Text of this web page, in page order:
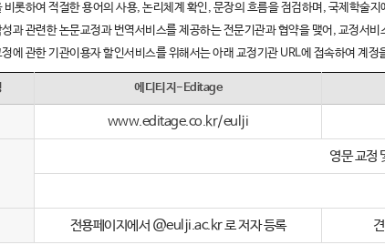
비롯하여 적절한 용어의 사용, 논리체계 확인, 문장의 흐름을 점검하며, 국제학술
과 관련한 논문교정과 번역서비스를 제공하는 전문기관과 협약을 맺어, 교정서비
에 관한 기관이용자 할인서비스를 위해서는 아래 교정기관 URL에 접속하여 계정
에디티지-Editage
www.editage.co.kr/eulji
영문 교정
전용페이지에서 @eulji.ac.kr 로 저자 등록